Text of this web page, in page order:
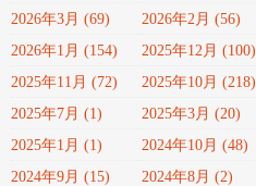
2026年3月 (69)
2026年2月 (56)
2026年1月 (154)
2025年12月 (100)
2025年11月 (72)
2025年10月 (218)
2025年7月 (1)
2025年3月 (20)
2025年1月 (1)
2024年10月 (48)
2024年9月 (15)
2024年8月 (2)